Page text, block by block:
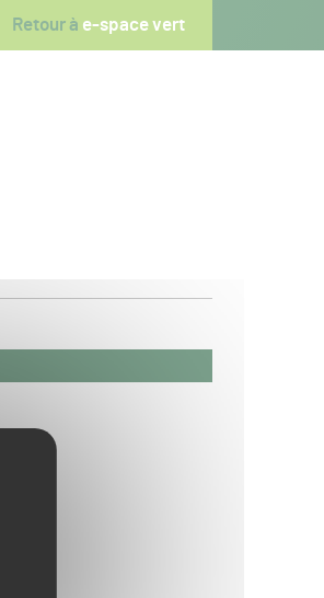
Retour à e-space vert